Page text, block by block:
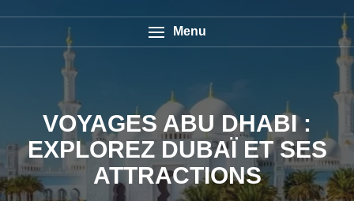
Menu
VOYAGES ABU DHABI :
EXPLOREZ DUBAÏ ET SES
ATTRACTIONS